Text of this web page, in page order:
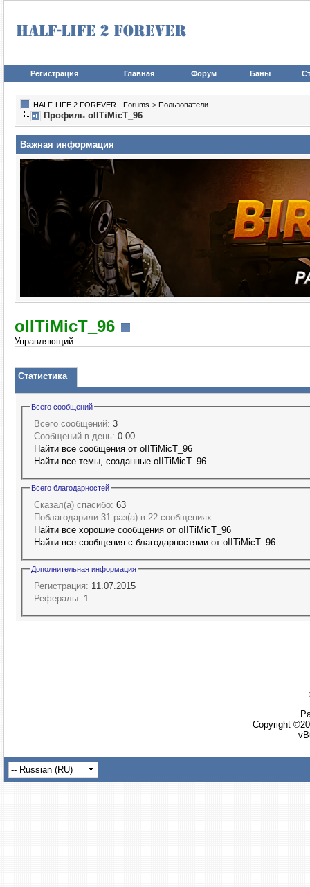
Регистрация Главная Форум Баны
HALF-LIFE 2 FOREVER - Forums > Пользователи
Профиль oIITiMicT_96
Важная информация
oIITiMicT_96
Управляющий
Статистика
Всего сообщений
Всего сообщений: 3
Сообщений в день: 0.00
Найти все сообщения от oIITiMicT_96
Найти все темы, созданные oIITiMicT_96
Всего благодарностей
Сказал(а) спасибо: 63
Поблагодарили 31 раз(а) в 22 сообщениях
Найти все хорошие сообщения от oIITiMicT_96
Найти все сообщения с благодарностями от oIITiMicT_96
Дополнительная информация
Регистрация: 11.07.2015
Рефералы: 1
Copyright